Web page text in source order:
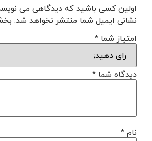
اولین کسی باشید که دیدگاهی می نویسد
نشانی ایمیل شما منتشر نخواهد شد.
امتیاز شما *
دیدگاه شما *
نام*